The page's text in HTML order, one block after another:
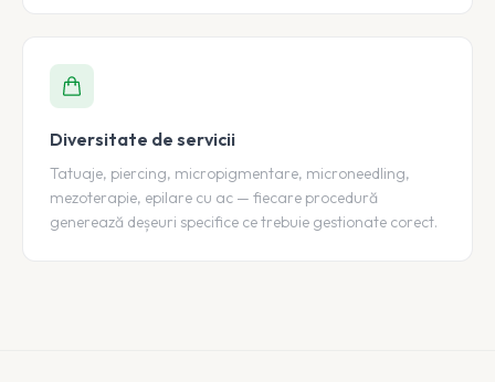
Diversitate de servicii
Tatuaje, piercing, micropigmentare, microneedling,
mezoterapie, epilare cu ac — fiecare procedură
generează deșeuri specifice ce trebuie gestionate corect.